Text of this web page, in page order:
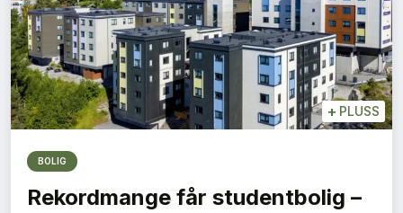
+ PLUSS
BOLIG
Rekordmange får studentbolig –